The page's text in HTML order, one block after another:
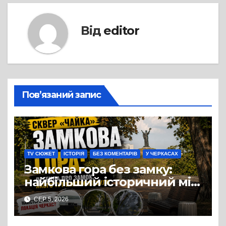
Від editor
Пов’язаний запис
TV СЮЖЕТ ІСТОРІЯ БЕЗ КОМЕНТАРІВ У ЧЕРКАСАХ
Замкова гора без замку:
найбільший історичний міф
Черкас
СЕР 5, 2026